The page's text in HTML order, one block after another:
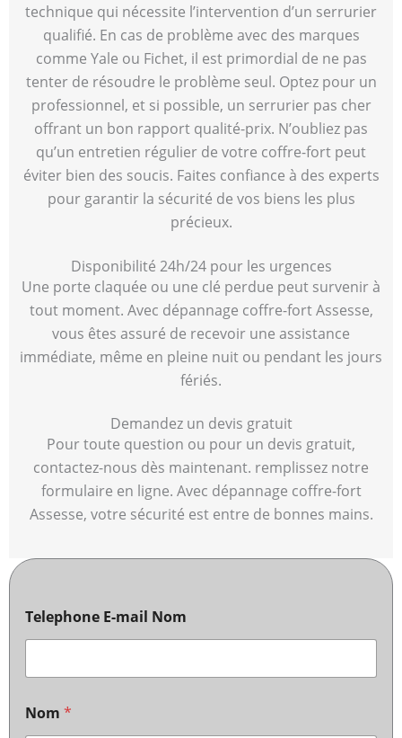
technique qui nécessite l’intervention d’un serrurier
qualifié. En cas de problème avec des marques
comme Yale ou Fichet, il est primordial de ne pas
tenter de résoudre le problème seul. Optez pour un
professionnel, et si possible, un serrurier pas cher
offrant un bon rapport qualité-prix. N’oubliez pas
qu’un entretien régulier de votre coffre-fort peut
éviter bien des soucis. Faites confiance à des experts
pour garantir la sécurité de vos biens les plus
précieux.
Disponibilité 24h/24 pour les urgences
Une porte claquée ou une clé perdue peut survenir à
tout moment. Avec dépannage coffre-fort Assesse,
vous êtes assuré de recevoir une assistance
immédiate, même en pleine nuit ou pendant les jours
fériés.
Demandez un devis gratuit
Pour toute question ou pour un devis gratuit,
contactez-nous dès maintenant. remplissez notre
formulaire en ligne. Avec dépannage coffre-fort
Assesse, votre sécurité est entre de bonnes mains.
Telephone E-mail Nom
Nom *